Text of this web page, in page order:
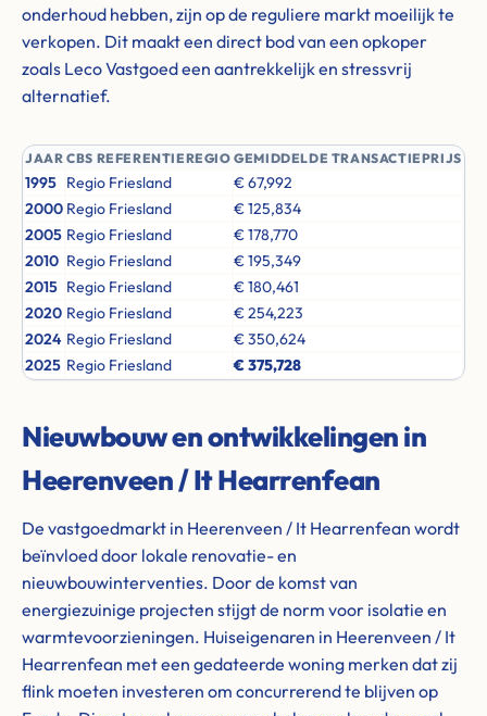
onderhoud hebben, zijn op de reguliere markt moeilijk te
verkopen. Dit maakt een direct bod van een opkoper
zoals Leco Vastgoed een aantrekkelijk en stressvrij
alternatief.
JAAR CBS REFERENTIEREGIO GEMIDDELDE TRANSACTIEPRIJS
1995 Regio Friesland
€ 67,992
2000 Regio Friesland
€ 125,834
2005 Regio Friesland
€ 178,770
2010 Regio Friesland
€ 195,349
2015 Regio Friesland
€ 180,461
2020 Regio Friesland
€ 254,223
2024 Regio Friesland
€ 350,624
2025 Regio Friesland € 375,728
Nieuwbouw en ontwikkelingen in
Heerenveen / It Hearrenfean
De vastgoedmarkt in Heerenveen / It Hearrenfean wordt
beïnvloed door lokale renovatie- en
nieuwbouwinterventies. Door de komst van
energiezuinige projecten stijgt de norm voor isolatie en
warmtevoorzieningen. Huiseigenaren in Heerenveen / It
Hearrenfean met een gedateerde woning merken dat zij
flink moeten investeren om concurrerend te blijven op